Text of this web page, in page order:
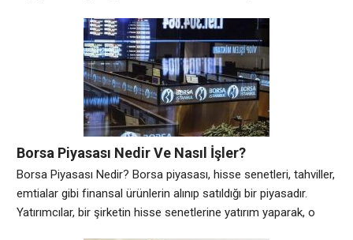
yatırımcı borsada devre kesici kullanmaktadır. Devre kesici,
anlık olarak borsada yaşanan ani fiyat hareketlerine karşı
yatırımcıları koruyan bir sistemdir. Bu sistemde borsa bazı
belirlenen kurallar
Borsa Piyasası Nedir Ve Nasıl İşler?
Borsa Piyasası Nedir? Borsa piyasası, hisse senetleri, tahviller,
emtialar gibi finansal ürünlerin alınıp satıldığı bir piyasadır.
Yatırımcılar, bir şirketin hisse senetlerine yatırım yaparak, o